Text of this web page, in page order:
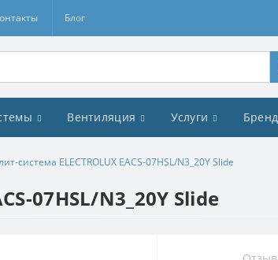
Блог
Вентиляция Услуги
система ELECTROLUX EACS-07HSL/N3_20Y Slide
07HSL/N3_20Y Slide